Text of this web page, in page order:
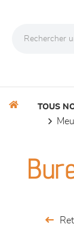
séjours
TOUS